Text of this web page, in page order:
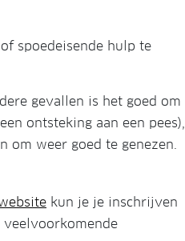
spoedeisende hulp te
gevallen is het goed om
ontsteking aan een pees),
om weer goed te genezen.
kun je je inschrijven